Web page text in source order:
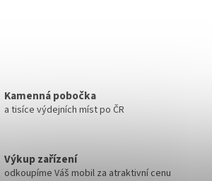
Kamenná pobočka
a tisíce výdejních míst po ČR
Výkup zařízení
odkoupíme Váš mobil za atraktivní cenu